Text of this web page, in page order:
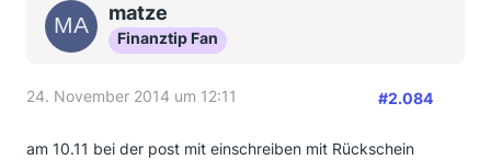
matze
Finanztip Fan
24. November 2014 um 12:11 #2.084
am 10.11 bei der post mit einschreiben mit Rückschein